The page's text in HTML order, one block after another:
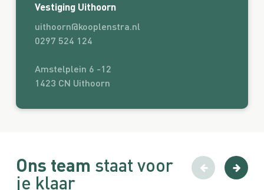
Vestiging Uithoorn
uithoorn@kooplenstra.nl
0297 524 124
Amstelplein 6 -12
1423 CN Uithoorn
Ons team staat voor
je klaar